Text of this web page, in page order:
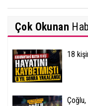
Çok Okunan
18